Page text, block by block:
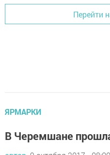
Перейти
ЯРМАРКИ
В Черемшане